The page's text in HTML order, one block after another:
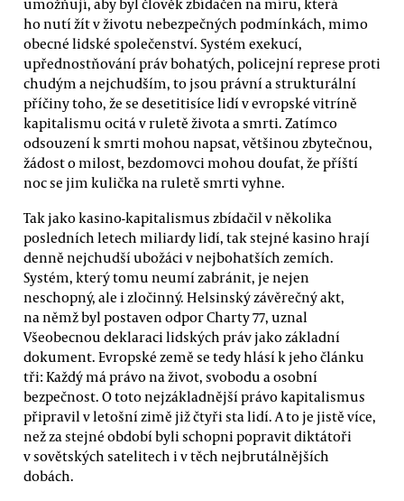
ho nutí žít v životu nebezpečných podmínkách, mimo
obecné lidské společenství. Systém exekucí,
upřednostňování práv bohatých, policejní represe proti
chudým a nejchudším, to jsou právní a strukturální
příčiny toho, že se desetitisíce lidí v evropské vitríně
kapitalismu ocitá v ruletě života a smrti. Zatímco
odsouzení k smrti mohou napsat, většinou zbytečnou,
žádost o milost, bezdomovci mohou doufat, že příští
noc se jim kulička na ruletě smrti vyhne.
Tak jako kasino-kapitalismus zbídačil v několika
posledních letech miliardy lidí, tak stejné kasino hrají
denně nejchudší ubožáci v nejbohatších zemích.
Systém, který tomu neumí zabránit, je nejen
neschopný, ale i zločinný. Helsinský závěrečný akt,
na němž byl postaven odpor Charty 77, uznal
Všeobecnou deklaraci lidských práv jako základní
dokument. Evropské země se tedy hlásí k jeho článku
tři: Každý má právo na život, svobodu a osobní
bezpečnost. O toto nejzákladnější právo kapitalismus
připravil v letošní zimě již čtyři sta lidí. A to je jistě více,
než za stejné období byli schopni popravit diktátoři
v sovětských satelitech i v těch nejbrutálnějších
dobách.